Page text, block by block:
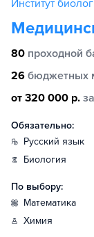
Институт
80 проходной
26 бюджетных
от 320 000 р.
Обязательно:
русский язык
биология
По выбору:
математика
химия